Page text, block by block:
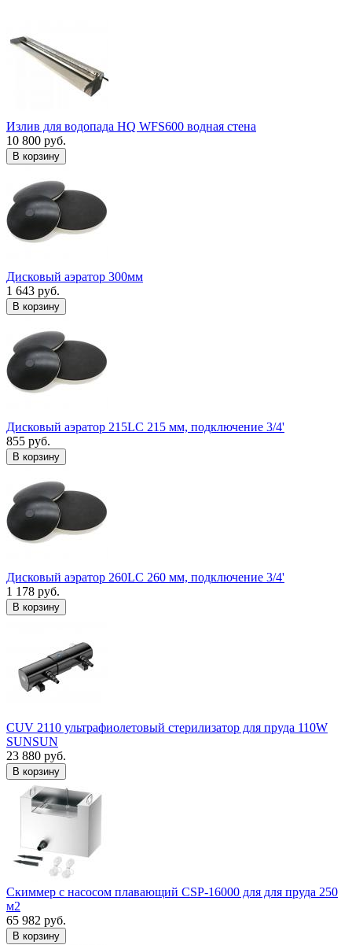
Излив для водопада HQ WFS600 водная стена
10 800 руб.
В корзину
Дисковый аэратор 300мм
1 643 руб.
В корзину
Дисковый аэратор 215LC 215 мм, подключение 3/4'
855 руб.
В корзину
Дисковый аэратор 260LC 260 мм, подключение 3/4'
1 178 руб.
В корзину
CUV 2110 ультрафиолетовый стерилизатор для пруда 110W
SUNSUN
23 880 руб.
В корзину
Скиммер с насосом плавающий CSP-16000 для для пруда 250
м2
65 982 руб.
В корзину